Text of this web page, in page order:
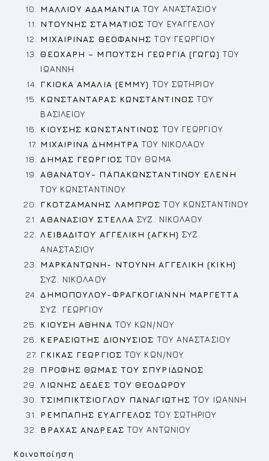
ΜΑΛΛΙΟΥ ΑΔΑΜΑΝΤΙΑΤΟΥ ΑΝΑΣΤΑΣΙΟΥ
ΝΤΟΥΝΗΣ ΣΤΑΜΑΤΙΟΣ ΤΟΥ ΕΥΑΓΓΕΛΟΥ
ΜΙΧΑΙΡΙΝΑΣ ΘΕΟΦΑΝΗΣΤΟΥ ΓΕΩΡΓΙΟΥ
ΘΕΟΧΑΡΗ – ΜΠΟΥΤΣΗ ΓΕΩΡΓΙΑ (ΓΩΓΩ) ΤΟΥ
ΙΩΑΝΝΗ
ΓΚΙΟΚΑ ΑΜΑΛΙΑ (ΕΜΜΥ) ΤΟΥ ΣΩΤΗΡΙΟΥ
ΚΩΝΣΤΑΝΤΑΡΑΣ ΚΩΝΣΤΑΝΤΙΝΟΣ ΤΟΥ
ΒΑΣΙΛΕΙΟΥ
ΚΙΟΥΣΗΣ ΚΩΝΣΤΑΝΤΙΝΟΣ ΤΟΥ ΓΕΩΡΓΙΟΥ
ΜΙΧΑΙΡΙΝΑ ΔΗΜΗΤΡΑΤΟΥ ΝΙΚΟΛΑΟΥ
ΔΗΜΑΣ ΓΕΩΡΓΙΟΣ ΤΟΥ ΘΩΜΑ
ΑΘΑΝΑΤΟΥ- ΠΑΠΑΚΩΝΣΤΑΝΤΙΝΟΥ ΕΛΕΝΗ
ΤΟΥ ΚΩΝΣΤΑΝΤΙΝΟΥ
ΓΚΟΤΖΑΜΑΝΗΣ ΛΑΜΠΡΟΣ ΤΟΥ ΚΩΝΣΤΑΝΤΙΝΟΥ
ΑΘΑΝΑΣΙΟΥ ΣΤΕΛΛΑ ΣΥΖ. ΝΙΚΟΛΑΟΥ
ΛΕΙΒΑΔΙΤΟΥ ΑΓΓΕΛΙΚΗ (ΑΓΚΗ) ΣΥΖ.
ΑΝΑΣΤΑΣΙΟΥ
ΜΑΡΚΑΝΤΩΝΗ- ΝΤΟΥΝΗ ΑΓΓΕΛΙΚΗ (ΚΙΚΗ)
ΣΥΖ. ΝΙΚΟΛΑΟΥ
ΔΗΜΟΠΟΥΛΟΥ-ΦΡΑΓΚΟΓΙΑΝΝΗ ΜΑΡΓΕΤΤΑ
ΣΥΖ. ΓΕΩΡΓΙΟΥ
ΚΙΟΥΣΗ ΑΘΗΝΑΤΟΥ ΚΩΝ/ΝΟΥ
ΚΕΡΑΣΙΩΤΗΣ ΔΙΟΝΥΣΙΟΣΤΟΥ ΑΝΑΣΤΑΣΙΟΥ
ΓΚΙΚΑΣ ΓΕΩΡΓΙΟΣΤΟΥ ΚΩΝ/ΝΟΥ
ΠΡΟΦΗΣ ΘΩΜΑΣ ΤΟΥ ΣΠΥΡΙΔΩΝΟΣ
ΛΙΩΝΗΣ ΔΕΔΕΣ ΤΟΥ ΘΕΟΔΩΡΟΥ
ΤΣΙΜΠΙΚΤΣΙΟΓΛΟΥ ΠΑΝΑΓΙΩΤΗΣΤΟΥ ΙΩΑΝΝΗ
ΡΕΜΠΑΠΗΣ ΕΥΑΓΓΕΛΟΣΤΟΥ ΣΩΤΗΡΙΟΥ
ΒΡΑΧΑΣ ΑΝΔΡΕΑΣ ΤΟΥ ΑΝΤΩΝΙΟΥ
Κοινοποίηση